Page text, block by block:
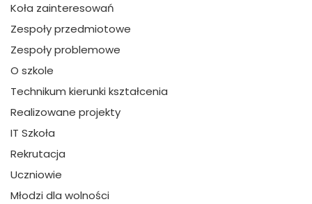
Koła zainteresowań
Zespoły przedmiotowe
Zespoły problemowe
O szkole
Technikum kierunki kształcenia
Realizowane projekty
IT Szkoła
Rekrutacja
Uczniowie
Młodzi dla wolności